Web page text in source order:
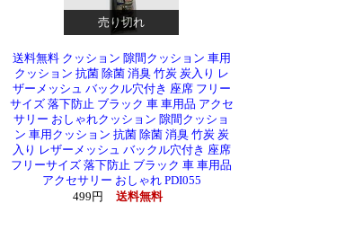
売り切れ
送料無料 クッション 隙間クッション 車用
クッション 抗菌 除菌 消臭 竹炭 炭入り レ
ザーメッシュ バックル穴付き 座席 フリー
サイズ 落下防止 ブラック 車 車用品 アクセ
サリー おしゃれクッション 隙間クッショ
ン 車用クッション 抗菌 除菌 消臭 竹炭 炭
入り レザーメッシュ バックル穴付き 座席
フリーサイズ 落下防止 ブラック 車 車用品
アクセサリー おしゃれ PDI055
499円
送料無料